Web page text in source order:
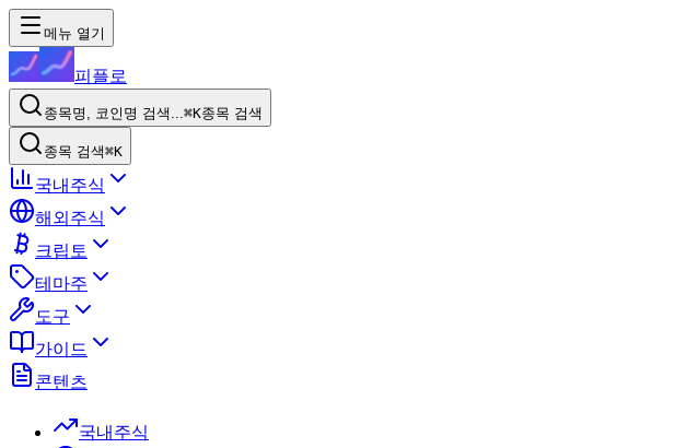
메뉴 열기
피플로
종목명, 코인명 검색...⌘K종목 검색
종목 검색⌘K
국내주식
해외주식
크립토
테마주
도구
가이드
콘텐츠
국내주식